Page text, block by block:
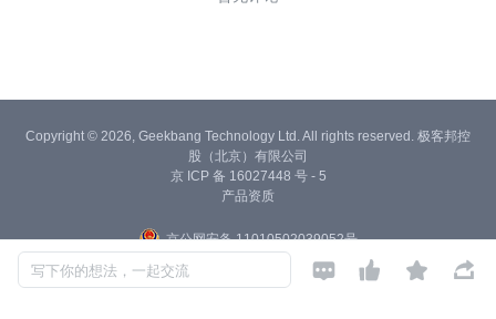
写下你的想法，一起交流    
Copyright © 2026, Geekbang Technology Ltd. All rights reserved. 极客邦控
股（北京）有限公司
京 ICP 备 16027448 号 - 5
产品资质
京公网安备 11010502039052号